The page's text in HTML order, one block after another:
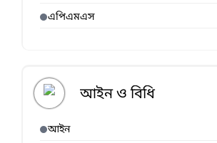
এপিএমএস
আইন ও বিধি
আইন